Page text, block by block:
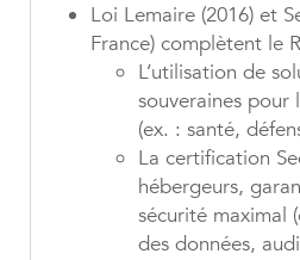
Loi Lemaire (2016) et
France) complètent le
L’utilisation de
souveraines pour
(ex. : santé,
La certification
hébergeurs,
sécurité maximal
des données,